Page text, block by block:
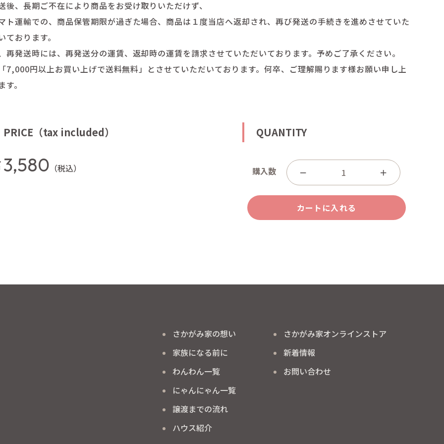
後、長期ご不在により商品をお受け取りいただけず、
ト運輸での、商品保管期限が過ぎた場合、商品は１度当店へ返却され、再び発送の手続きを進めさせていた
ております。
再発送時には、再発送分の運賃、返却時の運賃を請求させていただいております。予めご了承ください。
7,000円以上お買い上げで送料無料」とさせていただいております。何卒、ご理解賜ります様お願い申し上
す。
PRICE（tax included）
3,580 （税込）
QUANTITY
購入数
さかがみ家の想い
家族になる前に
わんわん一覧
にゃんにゃん一覧
譲渡までの流れ
ハウス紹介
さかがみ家オンラインストア
新着情報
お問い合わせ